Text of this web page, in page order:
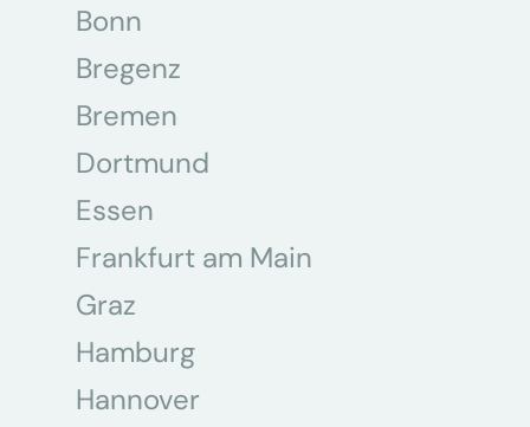
Bonn
Bregenz
Bremen
Dortmund
Essen
Frankfurt am Main
Graz
Hamburg
Hannover